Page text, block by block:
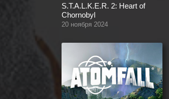
S.T.A.L.K.E.R. 2: Heart of
Chornobyl
20 ноября 2024